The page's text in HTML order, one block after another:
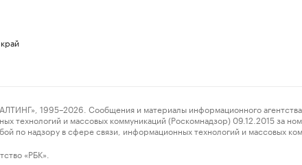
1995–2026. Сообщения и материалы информационного агентства
технологий и массовых коммуникаций (Роскомнадзор) 09.12.2015 за
по надзору в сфере связи, информационных технологий и массовых
«РБК».